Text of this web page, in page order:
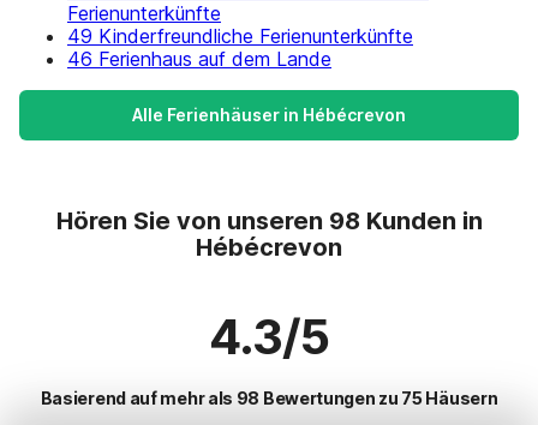
Ferienunterkünfte
49 Kinderfreundliche Ferienunterkünfte
46 Ferienhaus auf dem Lande
Alle Ferienhäuser in Hébécrevon
Hören Sie von unseren 98 Kunden in
Hébécrevon
4.3/5
Basierend auf mehr als 98 Bewertungen zu 75 Häusern